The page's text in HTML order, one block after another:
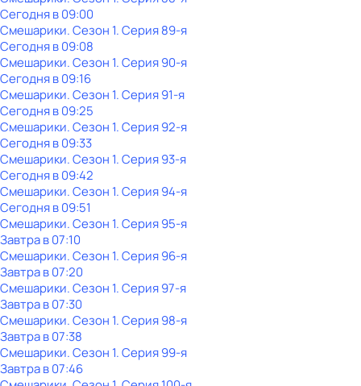
Сегодня в 09:00
Смешарики. Сезон 1. Серия 89-я
Сегодня в 09:08
Смешарики. Сезон 1. Серия 90-я
Сегодня в 09:16
Смешарики. Сезон 1. Серия 91-я
Сегодня в 09:25
Смешарики. Сезон 1. Серия 92-я
Сегодня в 09:33
Смешарики. Сезон 1. Серия 93-я
Сегодня в 09:42
Смешарики. Сезон 1. Серия 94-я
Сегодня в 09:51
Смешарики. Сезон 1. Серия 95-я
Завтра в 07:10
Смешарики. Сезон 1. Серия 96-я
Завтра в 07:20
Смешарики. Сезон 1. Серия 97-я
Завтра в 07:30
Смешарики. Сезон 1. Серия 98-я
Завтра в 07:38
Смешарики. Сезон 1. Серия 99-я
Завтра в 07:46